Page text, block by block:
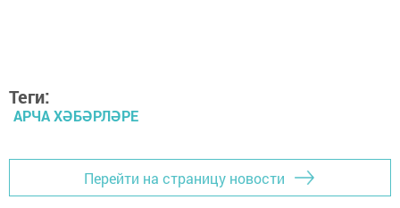
Теги:
АРЧА ХӘБӘРЛӘРЕ
Перейти на страницу новости